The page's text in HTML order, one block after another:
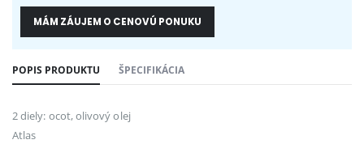
MÁM ZÁUJEM O CENOVÚ PONUKU
POPIS PRODUKTU ŠPECIFIKÁCIA
2 diely: ocot, olivový olej
Atlas